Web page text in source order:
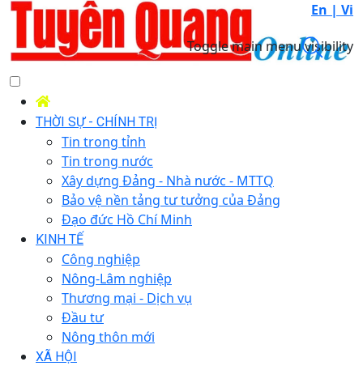
En | Vi
Toggle main menu visibility
THỜI SỰ - CHÍNH TRỊ
Tin trong tỉnh
Tin trong nước
Xây dựng Đảng - Nhà nước - MTTQ
Bảo vệ nền tảng tư tưởng của Đảng
Đạo đức Hồ Chí Minh
KINH TẾ
Công nghiệp
Nông-Lâm nghiệp
Thương mại - Dịch vụ
Đầu tư
Nông thôn mới
XÃ HỘI